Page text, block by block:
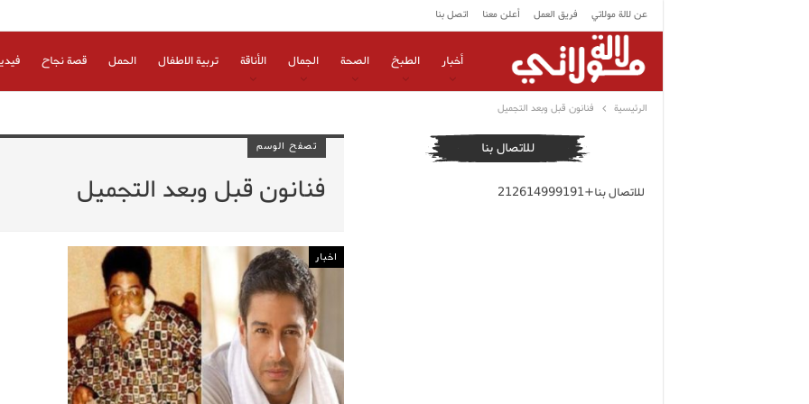
عن لالة مولاتي فريق العمل أعلن معنا اتصل بنا
أخبار الطبخ الصحة الجمال الأناقة تربية الاطفال الحمل قصة نجاح
الرئيسية فنانون قبل وبعد التجميل
تصفح الوسم
فنانون قبل وبعد التجميل
اخبار
للاتصال بنا
للاتصال بنا+212614999191